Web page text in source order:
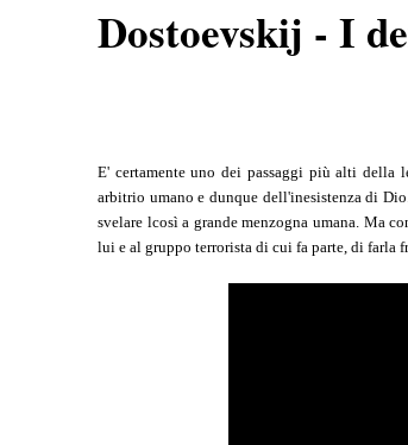
Dostoevskij - I
E' certamente uno dei passaggi più alti della
arbitrio umano e dunque dell'inesistenza di
svelare lcosì a grande menzogna umana. Ma
lui e al gruppo terrorista di cui fa parte, di farla